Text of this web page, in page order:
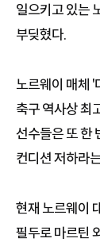
일으키고 있는
부딪혔다.
노르웨이 매체
축구 역사상 최
선수들은 또 한
컨디션 저하라
현재 노르웨이
필두로 마르틴